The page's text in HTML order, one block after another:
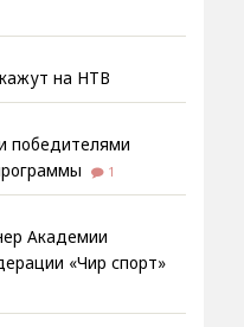
на НТВ
победителями
1
Академии
«Чир спорт»